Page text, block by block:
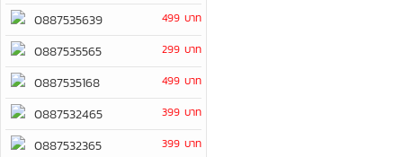
0887535639 499 บาท
0887535565 299 บาท
0887535168 499 บาท
0887532465 399 บาท
0887532365 399 บาท